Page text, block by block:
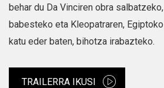
behar du Da Vinciren obra
babesteko eta Kleopatraren,
katu eder baten, bihotza irabazteko.
TRAILERRA IKUSI